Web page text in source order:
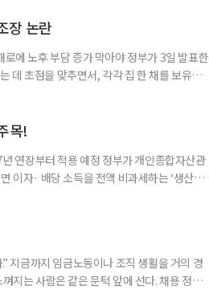
로 확대되고 장기화한 데 따른 것이다. 기존에
장 논란
에 노후 부담 증가 막아야 정부가 3일 발표한
데 초점을 맞추면서, 각각 집 한 채를 보유한
지만, 실제 이혼해 주거와 생계를 분
목!
연장부터 적용 예정 정부가 개인종합자산관
이자· 배당 소득을 전액 비과세하는 ‘생산적
시행된다면 법 시행 전 본
지금까지 임금노동이나 조직 생활을 거의 경
는 사람은 같은 문턱 앞에 선다. 채용 정보를